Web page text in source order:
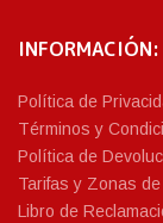
INFORMACIÓN:
Política de
Términos y
Política de
Tarifas y Zonas
Libro de